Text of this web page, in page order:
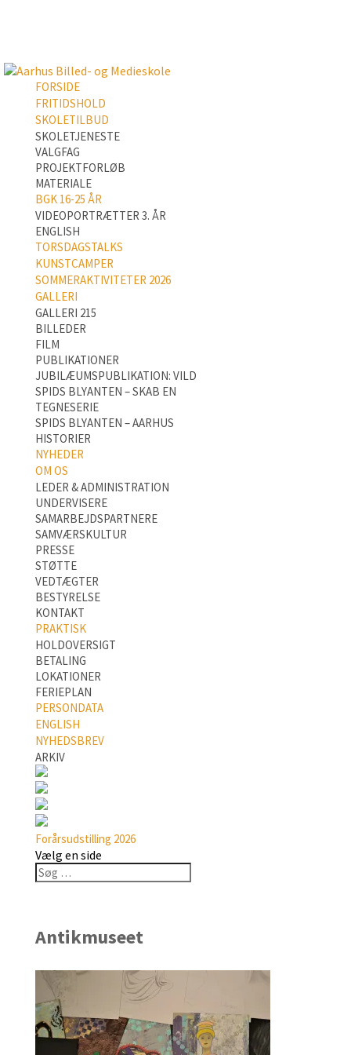
FORSIDE
FRITIDSHOLD
SKOLETILBUD
SKOLETJENESTE
VALGFAG
PROJEKTFORLØB
MATERIALE
BGK 16-25 ÅR
VIDEOPORTRÆTTER 3. ÅR
ENGLISH
TORSDAGSTALKS
KUNSTCAMPER
SOMMERAKTIVITETER 2026
GALLERI
GALLERI 215
BILLEDER
FILM
PUBLIKATIONER
JUBILÆUMSPUBLIKATION: VILD
SPIDS BLYANTEN – SKAB EN
TEGNESERIE
SPIDS BLYANTEN – AARHUS
HISTORIER
NYHEDER
OM OS
LEDER & ADMINISTRATION
UNDERVISERE
SAMARBEJDSPARTNERE
SAMVÆRSKULTUR
PRESSE
STØTTE
VEDTÆGTER
BESTYRELSE
KONTAKT
PRAKTISK
HOLDOVERSIGT
BETALING
LOKATIONER
FERIEPLAN
PERSONDATA
ENGLISH
NYHEDSBREV
ARKIV
Forårsudstilling 2026
Vælg en side
Antikmuseet